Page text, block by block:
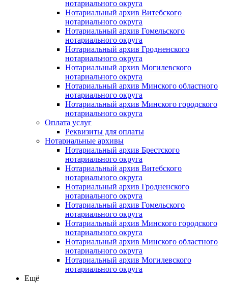
нотариального округа
Нотариальный архив Витебского
нотариального округа
Нотариальный архив Гомельского
нотариального округа
Нотариальный архив Гродненского
нотариального округа
Нотариальный архив Могилевского
нотариального округа
Нотариальный архив Минского областного
нотариального округа
Нотариальный архив Минского городского
нотариального округа
Оплата услуг
Реквизиты для оплаты
Нотариальные архивы
Нотариальный архив Брестского
нотариального округа
Нотариальный архив Витебского
нотариального округа
Нотариальный архив Гродненского
нотариального округа
Нотариальный архив Гомельского
нотариального округа
Нотариальный архив Минского городского
нотариального округа
Нотариальный архив Минского областного
нотариального округа
Нотариальный архив Могилевского
нотариального округа
Ещё